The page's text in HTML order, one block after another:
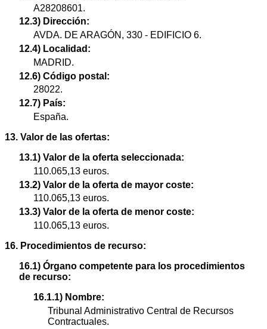
A28208601.
12.3) Dirección:
AVDA. DE ARAGÓN, 330 - EDIFICIO 6.
12.4) Localidad:
MADRID.
12.6) Código postal:
28022.
12.7) País:
España.
13. Valor de las ofertas:
13.1) Valor de la oferta seleccionada:
110.065,13 euros.
13.2) Valor de la oferta de mayor coste:
110.065,13 euros.
13.3) Valor de la oferta de menor coste:
110.065,13 euros.
16. Procedimientos de recurso:
16.1) Órgano competente para los procedimientos
de recurso:
16.1.1) Nombre:
Tribunal Administrativo Central de Recursos
Contractuales.